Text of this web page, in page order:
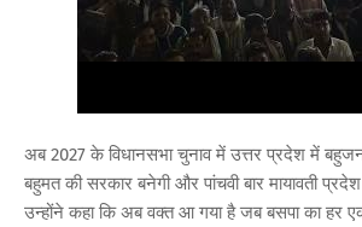
अब 2027 के विधानसभा चुनाव में उत्तर प्रदेश में बहुजन
बहुमत की सरकार बनेगी और पांचवी बार मायावती
उन्होंने कहा कि अब वक्त आ गया है जब बसपा का हर एक